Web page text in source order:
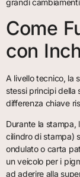
grandi
Come
con
A livello tecnico, la
stessi principi della
differenza chiave
Durante la stampa,
cilindro di stampa)
ondulato o carta
un veicolo per i
ad aderire alla